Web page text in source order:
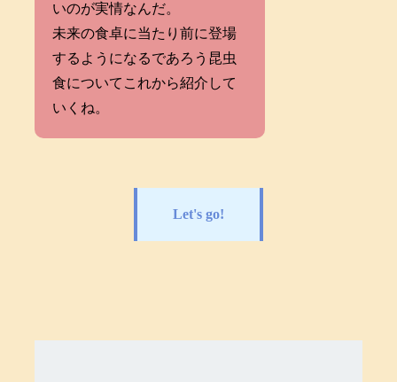
いのが実情なんだ。
未来の食卓に当たり前に登場
するようになるであろう昆虫
食についてこれから紹介して
いくね。
Let's go!